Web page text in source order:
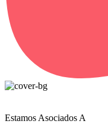
Estamos Asociados A